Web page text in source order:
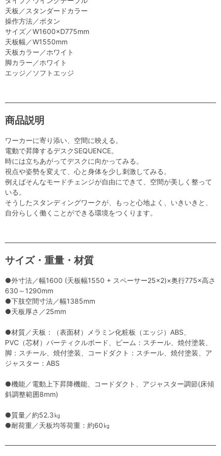
天板／スタンダードカラー
操作方法／ボタン
サイズ／W1600×D775mm
天板幅／W1550mm
天板カラー／ホワイト
脚カラー／ホワイト
エッジ／ソフトエッジ
商品説明
ワーカーに寄り添い、空間に映える。
電動で昇降するデスクSEQUENCE。
時には立ちあがってデスクに向かってみる。
視点や姿勢を変えて、心と身体を少し刺激してみる。
例えばそんなモードチェンジが自由にできて、空間が美しく整って
いる。
そうしたスタンディングワークが、もっと心地よく、いきいきと、
自分らしく働くことができる環境をつくります。
サイズ・重量・材質
●外寸法／幅1600 (天板幅1550 + スペーサー25×2)×奥行775×高さ
630～1290mm
●下肢空間寸法／幅1385mm
●天板厚さ／25mm
●材質／天板：（表面材）メラミン化粧板（エッジ）ABS、
PVC（芯材）パーティクルボード、ビーム：スチール、焼付塗装、
脚：スチール、焼付塗装、コードダクト：スチール、焼付塗装、ア
ジャスター：ABS
●機能／電動上下昇降機能、コードダクト、アジャスター調節(床傾
斜調整範囲8mm)
●質量／約52.3㎏
●耐荷重／天板均等荷重：約60㎏